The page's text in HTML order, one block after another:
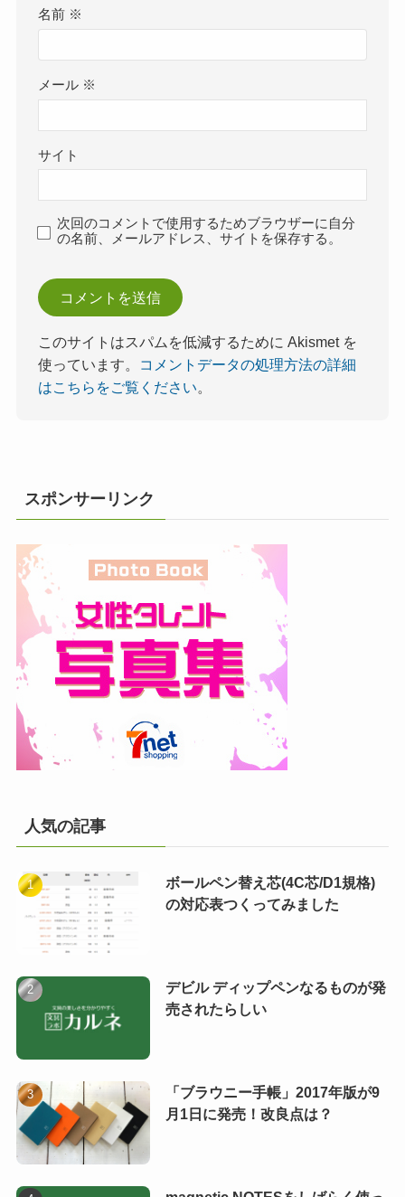
名前 ※
メール ※
サイト
次回のコメントで使用するためブラウザーに自分
の名前、メールアドレス、サイトを保存する。
このサイトはスパムを低減するために Akismet を
使っています。
コメントデータの処理方法の詳細
はこちらをご覧ください。
スポンサーリンク
人気の記事
ボールペン替え芯(4C芯/D1規格)
の対応表つくってみました
デビル ディップペンなるものが発
売されたらしい
「ブラウニー手帳」2017年版が9
月1日に発売！改良点は？